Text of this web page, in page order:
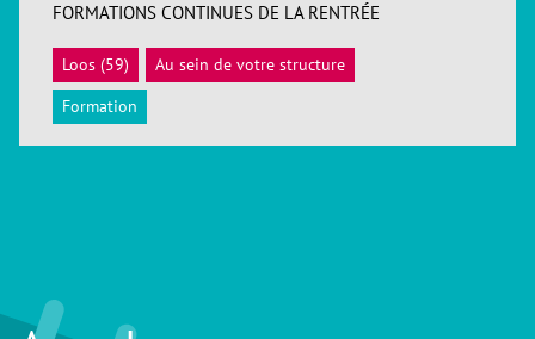
ACCÉDER
FORMATIONS CONTINUES DE LA RENTRÉE
Loos (59)
Au sein de votre structure
Formation